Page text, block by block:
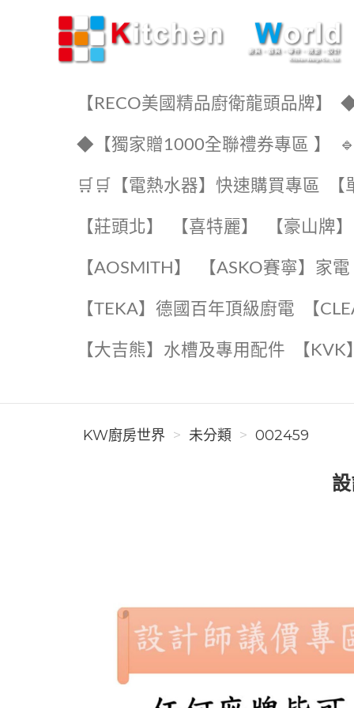
【RECO美國精品廚衛龍頭品牌】 ◆
◆【獨家贈1000全聯禮券專區 】
🛒🛒【電熱水器】快速購買專區
【莊頭北】 【喜特麗】 【豪山牌】
【AOSMITH】 【ASKO賽寧】家電
️【TEKA】️德國百年頂級廚電 【
【大吉熊】水槽及專用配件 【
KW廚房世界 未分類 002459